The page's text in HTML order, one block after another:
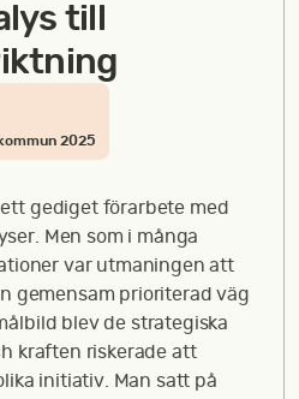
till
2025
gediget förarbete med
Men som i många
var utmaningen att
gemensam prioriterad väg
blev de strategiska
kraften riskerade att
initiativ. Man satt på